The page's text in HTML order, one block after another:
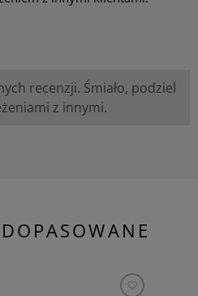
recenzji. Śmiało, podziel
z innymi.